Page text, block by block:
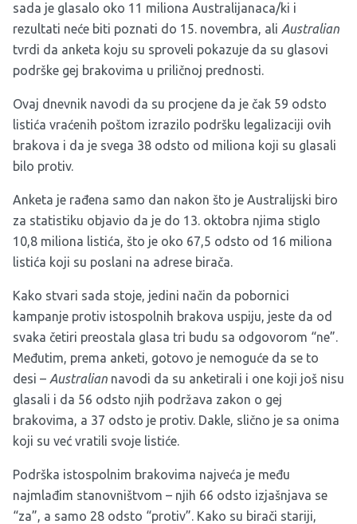
sada je glasalo oko 11 miliona Australijanaca/ki i
rezultati neće biti poznati do 15. novembra, ali Australian
tvrdi da anketa koju su sproveli pokazuje da su glasovi
podrške gej brakovima u priličnoj prednosti.
Ovaj dnevnik navodi da su procjene da je čak 59 odsto
listića vraćenih poštom izrazilo podršku legalizaciji ovih
brakova i da je svega 38 odsto od miliona koji su glasali
bilo protiv.
Anketa je rađena samo dan nakon što je Australijski biro
za statistiku objavio da je do 13. oktobra njima stiglo
10,8 miliona listića, što je oko 67,5 odsto od 16 miliona
listića koji su poslani na adrese birača.
Kako stvari sada stoje, jedini način da pobornici
kampanje protiv istospolnih brakova uspiju, jeste da od
svaka četiri preostala glasa tri budu sa odgovorom “ne”.
Međutim, prema anketi, gotovo je nemoguće da se to
desi – Australian navodi da su anketirali i one koji još nisu
glasali i da 56 odsto njih podržava zakon o gej
brakovima, a 37 odsto je protiv. Dakle, slično je sa onima
koji su već vratili svoje listiće.
Podrška istospolnim brakovima najveća je među
najmlađim stanovništvom – njih 66 odsto izjašnjava se
“za”, a samo 28 odsto “protiv”. Kako su birači stariji,